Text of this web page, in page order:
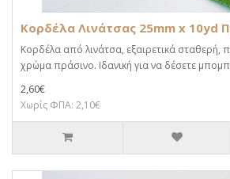
Κορδέλα Λινάτσας 25mm x 10yd
Κορδέλα από λινάτσα, εξαιρετικά σταθερή,
χρώμα πράσινο. Ιδανική για να δέσετε
2,60€
Χωρίς ΦΠΑ: 2,10€